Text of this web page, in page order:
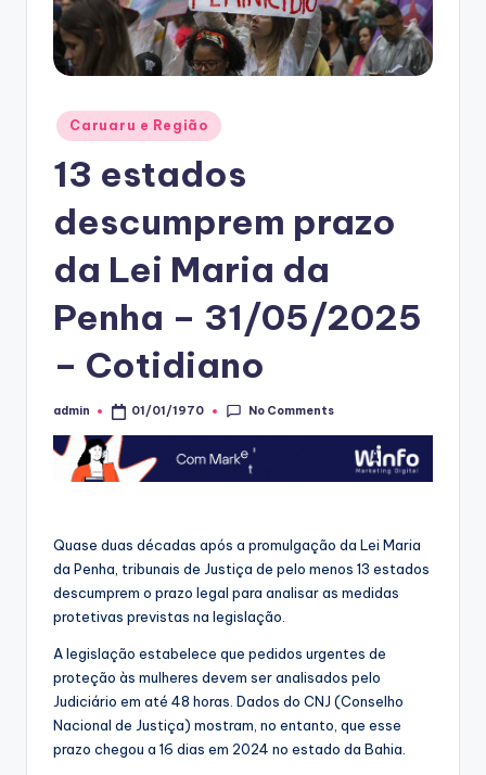
Posted
in
Caruaru e Região
13 estados
descumprem prazo
da Lei Maria da
Penha – 31/05/2025
– Cotidiano
Posted
admin 01/01/1970 No Comments
Quase duas décadas após a promulgação da Lei Maria
da Penha, tribunais de Justiça de pelo menos 13 estados
descumprem o prazo legal para analisar as medidas
protetivas previstas na legislação.
A legislação estabelece que pedidos urgentes de
proteção às mulheres devem ser analisados pelo
Judiciário em até 48 horas. Dados do CNJ (Conselho
Nacional de Justiça) mostram, no entanto, que esse
prazo chegou a 16 dias em 2024 no estado da Bahia.